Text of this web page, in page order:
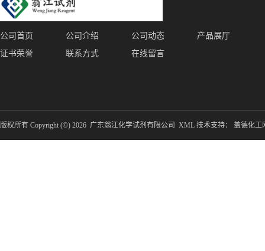
公司首页 公司介绍 公司动态
产品展厅
证书荣誉
联系方式 在线留言
版权所有 Copyright (©) 2026 广东翁江化学试剂有限公司 XML 技术支持： 盖德化工